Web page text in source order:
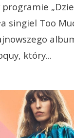
programie
singiel Too
który...